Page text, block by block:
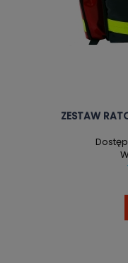
ZESTAW